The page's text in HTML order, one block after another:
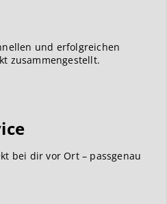
und erfolgreichen
zusammengestellt.
bei dir vor Ort – passgenau